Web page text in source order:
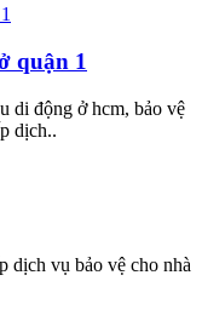
quận 1
di động ở hcm, bảo vệ
dịch..
dịch vụ bảo vệ cho nhà